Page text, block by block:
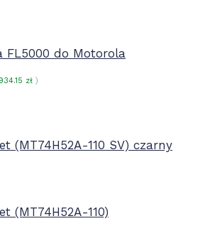
FL5000 do Motorola
934.15 zł )
(MT74H52A-110 SV) czarny
(MT74H52A-110)